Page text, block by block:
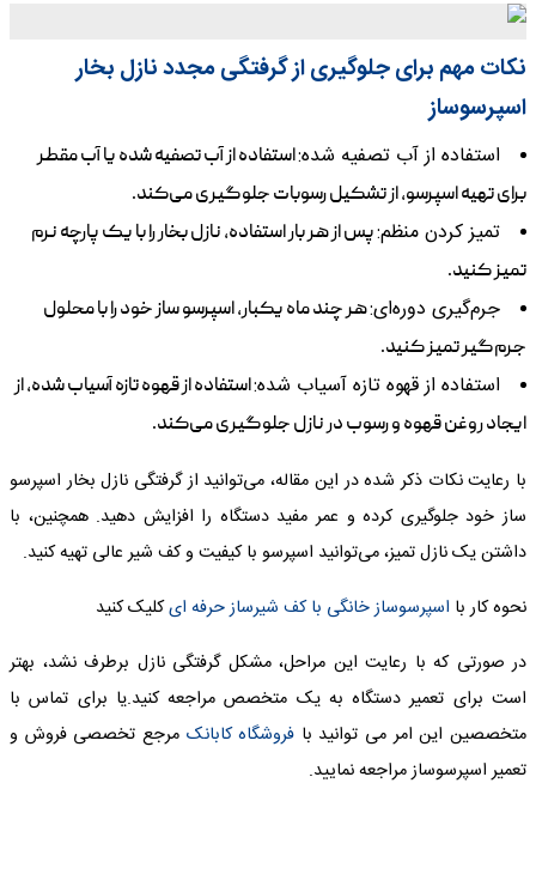
نکات مهم برای جلوگیری از گرفتگی مجدد نازل بخار
اسپرسوساز
استفاده از آب تصفیه شده:استفاده از آب تصفیه شده یا آب مقطر
برای تهیه اسپرسو، از تشکیل رسوبات جلوگیری می‌کند.
تمیز کردن منظم:پس از هر بار استفاده، نازل بخار را با یک پارچه نرم
تمیز کنید.
جرم‌گیری دوره‌ای:هر چند ماه یکبار، اسپرسو ساز خود را با محلول
جرم‌گیر تمیز کنید.
استفاده از قهوه تازه آسیاب شده:استفاده از قهوه تازه آسیاب شده، از
ایجاد روغن قهوه و رسوب در نازل جلوگیری می‌کند.
با رعایت نکات ذکر شده در این مقاله، می‌توانید از گرفتگی نازل بخار اسپرسو
ساز خود جلوگیری کرده و عمر مفید دستگاه را افزایش دهید. همچنین، با
داشتن یک نازل تمیز، می‌توانید اسپرسو با کیفیت و کف شیر عالی تهیه کنید.
نحوه کار با اسپرسوساز خانگی با کف شیرساز حرفه ایکلیک کنید
در صورتی که با رعایت این مراحل، مشکل گرفتگی نازل برطرف نشد، بهتر
است برای تعمیر دستگاه به یک متخصص مراجعه کنید.یا برای تماس با
متخصصین این امر می توانید با فروشگاه کابانک مرجع تخصصی فروش و
تعمیر اسپرسوساز مراجعه نمایید.